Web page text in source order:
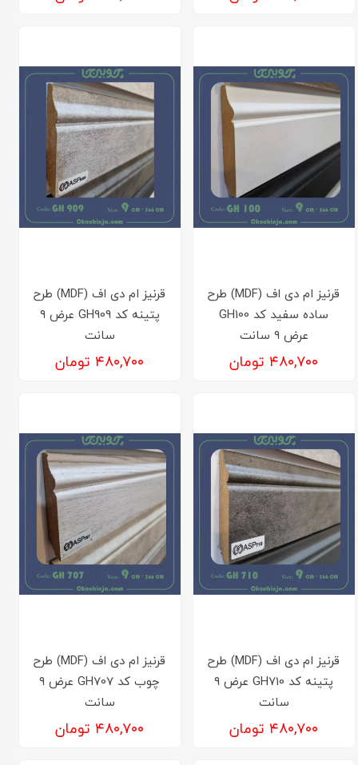
قرنیز ام دی اف (MDF) طرح
ساده سفید کد GH100
عرض ۹ سانت
۴۸۰,۷۰۰ تومان
قرنیز ام دی اف (MDF) طرح
پتینه کد GH909 عرض ۹
سانت
۴۸۰,۷۰۰ تومان
قرنیز ام دی اف (MDF) طرح
پتینه کد GH710 عرض ۹
سانت
۴۸۰,۷۰۰ تومان
قرنیز ام دی اف (MDF) طرح
چوب کد GH707 عرض ۹
سانت
۴۸۰,۷۰۰ تومان